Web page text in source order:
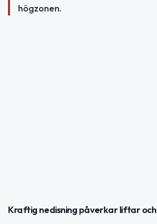
högzonen.
Kraftig nedisning påverkar liftar